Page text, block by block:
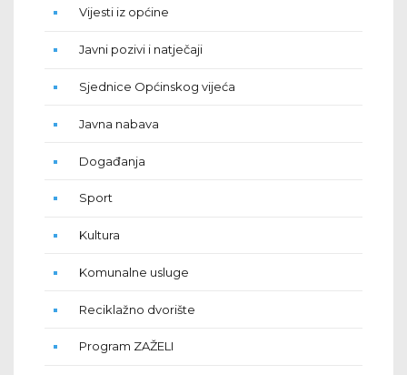
Vijesti iz općine
Javni pozivi i natječaji
Sjednice Općinskog vijeća
Javna nabava
Događanja
Sport
Kultura
Komunalne usluge
Reciklažno dvorište
Program ZAŽELI